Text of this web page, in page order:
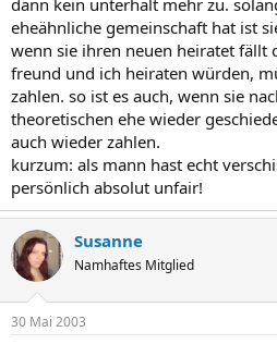
dann kein unterhalt mehr zu.
eheähnliche gemeinschaft hat ist
wenn sie ihren neuen heiratet fällt
freund und ich heiraten würden,
zahlen. so ist es auch, wenn sie
theoretischen ehe wieder
auch wieder zahlen.
kurzum: als mann hast echt
persönlich absolut unfair!
Susanne
Namhaftes Mitglied
30 Mai 2003